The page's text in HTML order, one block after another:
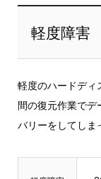
軽度障害
軽度のハードディ
間の復元作業でデ
バリーをしてしま